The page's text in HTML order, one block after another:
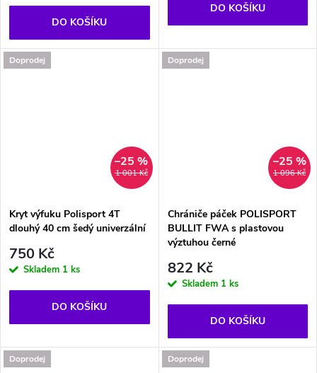
DO KOŠÍKU
DO KOŠÍKU
Doprodej
1 001 Kč
–25 %
Kryt výfuku Polisport 4T
dlouhý 40 cm šedý univerzální
750 Kč
Skladem 1 ks
DO KOŠÍKU
Doprodej
1 096 Kč
–25 %
Chrániče páček POLISPORT
BULLIT FWA s plastovou
výztuhou černé
822 Kč
Skladem 1 ks
DO KOŠÍKU
Doprodej Doprodej